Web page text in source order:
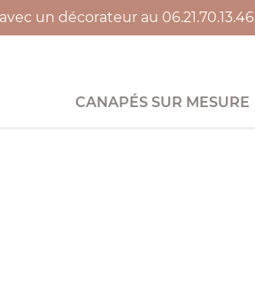
un décorateur au 06.21.70.13.46
CANAPÉS SUR MESURE